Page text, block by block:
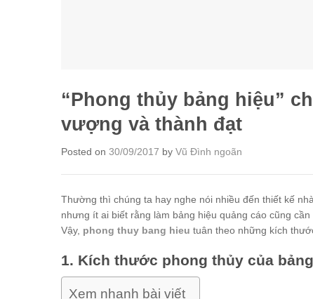
“Phong thủy bảng hiệu”
vượng và thành đạt
Posted on 30/09/2017 by Vũ Đình ngoãn
Thường thì chúng ta hay nghe nói nhiều đến thiết kế
nhưng ít ai biết rằng làm bảng hiệu quảng cáo cũng
Vậy, phong thuy bang hieu tuân theo những kích
1. Kích thước phong thủy của
Xem nhanh bài viết